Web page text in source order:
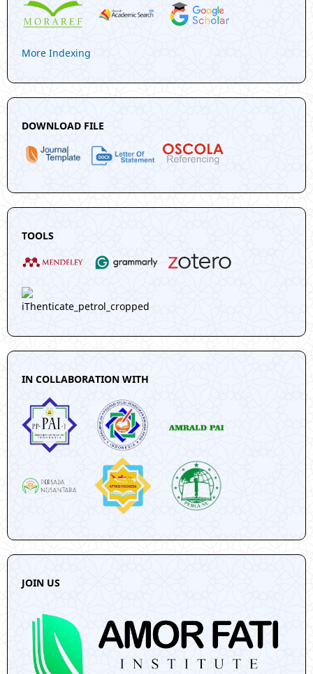
More Indexing
DOWNLOAD FILE
TOOLS
IN COLLABORATION WITH
JOIN US